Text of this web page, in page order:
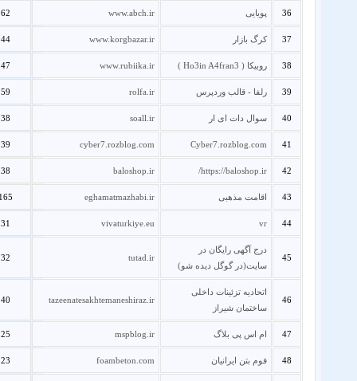
36 پویایی www.abch.ir
62
37 کرگ بازار www.korgbazar.ir
44
38 روبیکا ( Ho3in A4fran3 ) www.rubiika.ir
47
39 رلفا - قالب وردپرس rolfa.ir
59
40 سوال دات ای ار soall.ir
38
41
Cyber7.rozblog.com
cyber7.rozblog.com
39
42
https://baloshop.ir/
baloshop.ir
38
43 اقامت مذهبی eghamatmazhabi.ir
44
vr
vivaturkiye.eu
31
45
درج آگهی رایگان در
سایت(در گوگل دیده شو)
tutad.ir
32
46
اتحادیه تزئینات داخلی
ساختمان شیراز
tazeenatesakhtemaneshiraz.ir
40
47 ام اس پی بلاگ mspblog.ir
25
48 فوم بتن ایرانیان foambeton.com
23